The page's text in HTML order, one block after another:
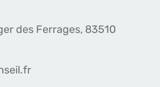
des Ferrages, 83510